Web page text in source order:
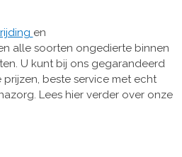
en
alle soorten ongedierte binnen
U kunt bij ons gegarandeerd
beste service met echt
Lees hier verder over onze